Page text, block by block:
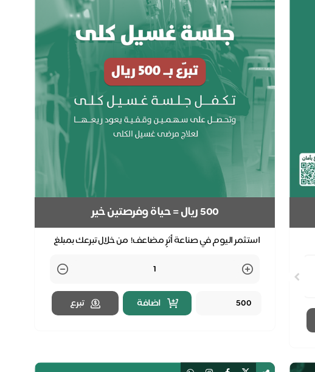
500 ريال = حياة وفرصتين خير
استثمر اليوم في صناعة أثرٍ مضاعف! من خلال تبرعك بمبلغ
Quantity
اضافة
تبرع